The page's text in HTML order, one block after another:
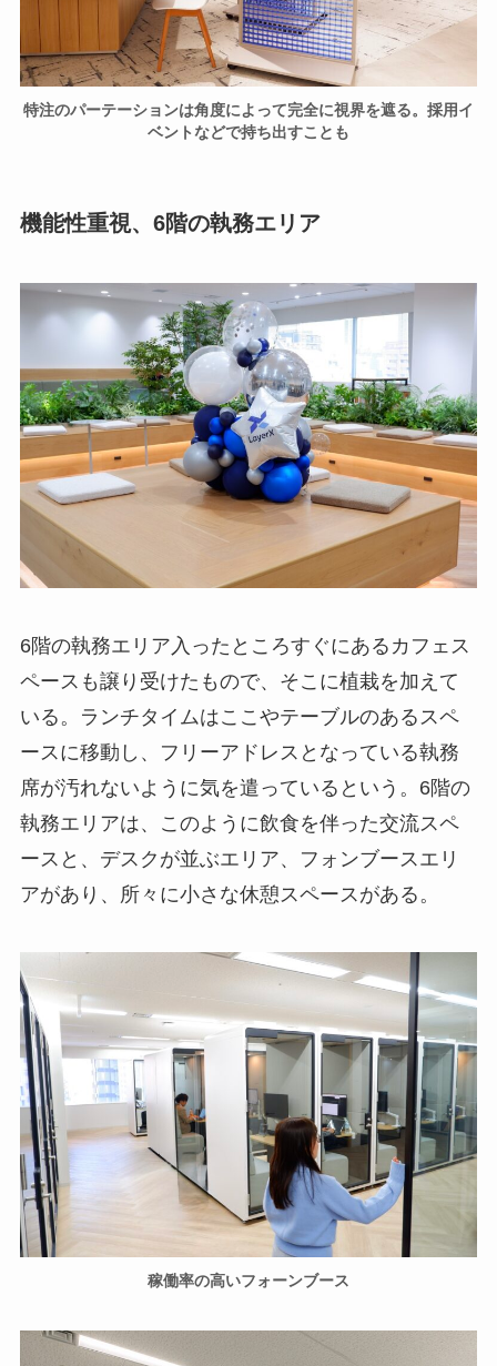
特注のパーテーションは角度によって完全に視界を遮る。採用イ
ベントなどで持ち出すことも
機能性重視、6階の執務エリア
6階の執務エリア入ったところすぐにあるカフェス
ペースも譲り受けたもので、そこに植栽を加えて
いる。ランチタイムはここやテーブルのあるスペ
ースに移動し、フリーアドレスとなっている執務
席が汚れないように気を遣っているという。6階の
執務エリアは、このように飲食を伴った交流スペ
ースと、デスクが並ぶエリア、フォンブースエリ
アがあり、所々に小さな休憩スペースがある。
稼働率の高いフォーンブース